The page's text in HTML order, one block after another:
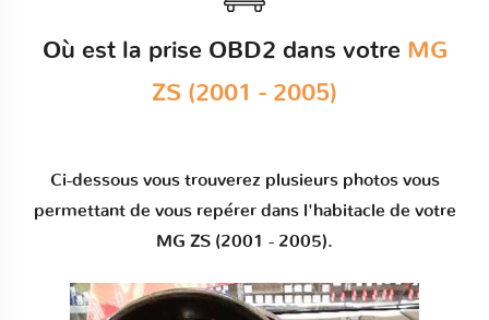
Où est la prise OBD2 dans votre MG
ZS (2001 - 2005)
Ci-dessous vous trouverez plusieurs photos vous
permettant de vous repérer dans l'habitacle de votre
MG ZS (2001 - 2005).